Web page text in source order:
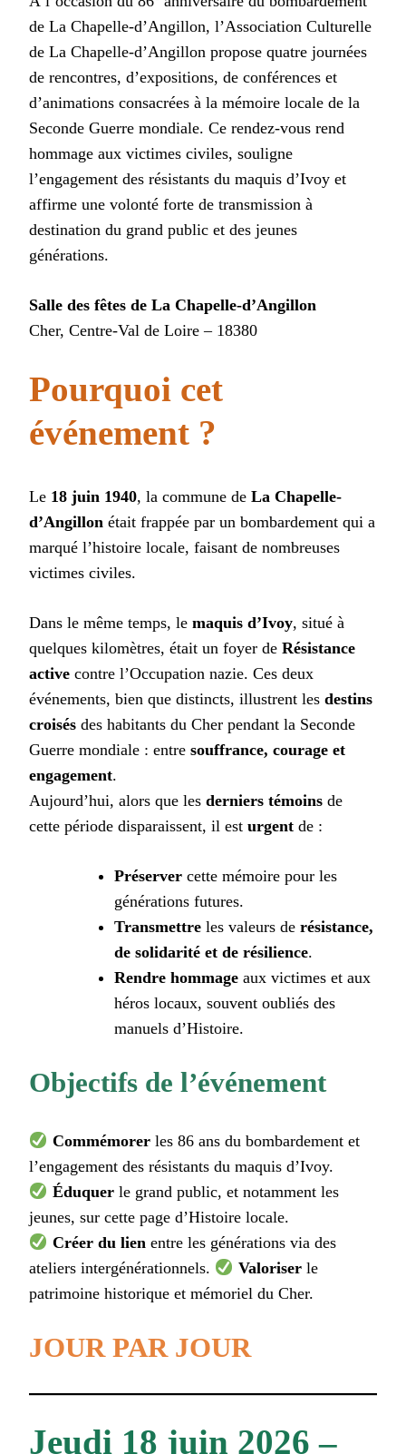
de La Chapelle-d’Angillon, l’Association Culturelle
de La Chapelle-d’Angillon propose quatre journées
de rencontres, d’expositions, de conférences et
d’animations consacrées à la mémoire locale de la
Seconde Guerre mondiale. Ce rendez-vous rend
hommage aux victimes civiles, souligne
l’engagement des résistants du maquis d’Ivoy et
affirme une volonté forte de transmission à
destination du grand public et des jeunes
générations.
Salle des fêtes de La Chapelle-d’Angillon
Cher, Centre-Val de Loire – 18380
Pourquoi cet
événement ?
Le 18 juin 1940, la commune de La Chapelle-
d’Angillon était frappée par un bombardement qui a
marqué l’histoire locale, faisant de nombreuses
victimes civiles.
Dans le même temps, le maquis d’Ivoy, situé à
quelques kilomètres, était un foyer de Résistance
active contre l’Occupation nazie. Ces deux
événements, bien que distincts, illustrent les destins
croisés des habitants du Cher pendant la Seconde
Guerre mondiale : entre souffrance, courage et
engagement.
Aujourd’hui, alors que les derniers témoins de
cette période disparaissent, il est urgent de :
Préserver cette mémoire pour les
générations futures.
Transmettre les valeurs de résistance,
de solidarité et de résilience.
Rendre hommage aux victimes et aux
héros locaux, souvent oubliés des
manuels d’Histoire.
Objectifs de l’événement
Commémorerles 86 ans du bombardement et
l’engagement des résistants du maquis d’Ivoy.
Éduquerle grand public, et notamment les
jeunes, sur cette page d’Histoire locale.
Créer du lienentre les générations via des
ateliers intergénérationnels.
Valoriserle
patrimoine historique et mémoriel du Cher.
JOUR PAR JOUR
Jeudi 18 juin 2026 –